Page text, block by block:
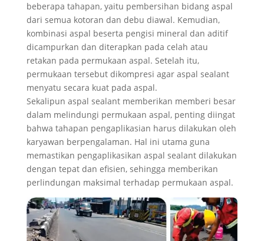
beberapa tahapan, yaitu pembersihan bidang aspal
dari semua kotoran dan debu diawal. Kemudian,
kombinasi aspal beserta pengisi mineral dan aditif
dicampurkan dan diterapkan pada celah atau
retakan pada permukaan aspal. Setelah itu,
permukaan tersebut dikompresi agar aspal sealant
menyatu secara kuat pada aspal.
Sekalipun aspal sealant memberikan memberi besar
dalam melindungi permukaan aspal, penting diingat
bahwa tahapan pengaplikasian harus dilakukan oleh
karyawan berpengalaman. Hal ini utama guna
memastikan pengaplikasikan aspal sealant dilakukan
dengan tepat dan efisien, sehingga memberikan
perlindungan maksimal terhadap permukaan aspal.